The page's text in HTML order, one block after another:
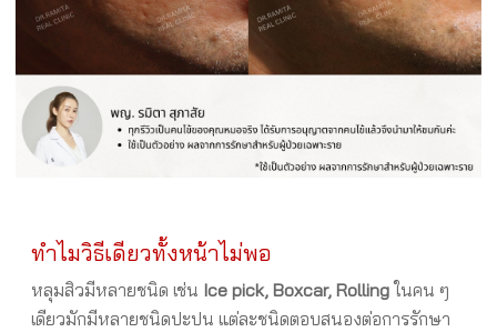
ทำไมวิธีเดียวทั้งหน้าไม่พอ
หลุมสิวมีหลายชนิด เช่น Ice pick, Boxcar, Rolling ในคน ๆ
เดียวมักมีหลายชนิดปะปน แต่ละชนิดตอบสนองต่อการรักษา